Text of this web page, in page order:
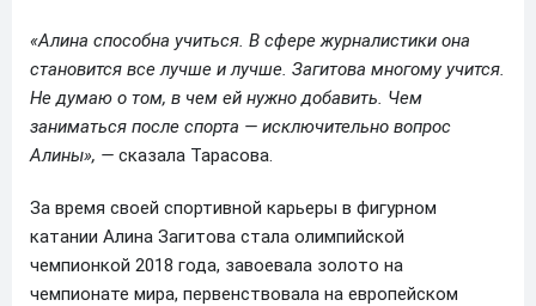
«Алина способна учиться. В сфере журналистики она
становится все лучше и лучше. Загитова многому учится.
Не думаю о том, в чем ей нужно добавить. Чем
заниматься после спорта — исключительно вопрос
Алины», — сказала Тарасова.
За время своей спортивной карьеры в фигурном
катании Алина Загитова стала олимпийской
чемпионкой 2018 года, завоевала золото на
чемпионате мира, первенствовала на европейском